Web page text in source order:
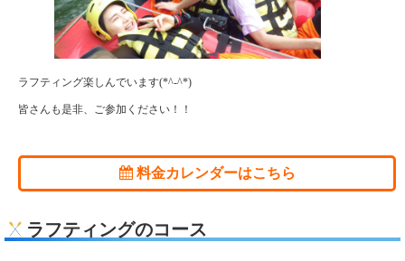
ラフティング楽しんでいます(*^-^*)
皆さんも是非、ご参加ください！！
料金カレンダーはこちら
ラフティングのコース